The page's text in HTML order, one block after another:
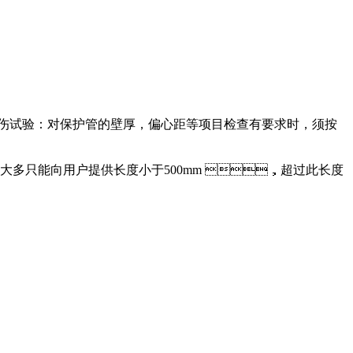
验：对保护管的壁厚，偏心距等项目检查有要求时，须按
国内大多只能向用户提供长度小于500mm ，超过此长度